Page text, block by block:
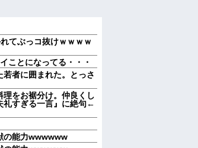
てぶっコ抜けｗｗｗｗ
ことになってる・・・
者に囲まれた。とっさ
をお裾分け。仲良くし
礼すぎる一言』に絶句←
の能力wwwwww